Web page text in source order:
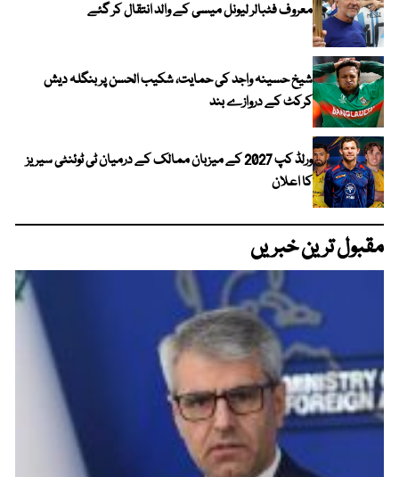
معروف فٹبالر لیونل میسی کے والد انتقال کر گئے
شیخ حسینہ واجد کی حمایت، شکیب الحسن پر بنگلہ دیش
کرکٹ کے دروازے بند
ورلڈ کپ 2027 کے میزبان ممالک کے درمیان ٹی ٹوئنٹی سیریز
کا اعلان
مقبول ترین خبریں